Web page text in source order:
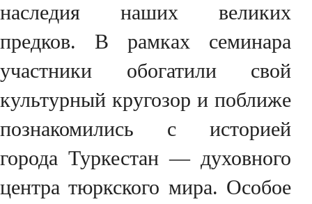
наследия наших великих
предков. В рамках семинара
участники обогатили свой
культурный кругозор и поближе
познакомились с историей
города Туркестан — духовного
центра тюркского мира. Особое